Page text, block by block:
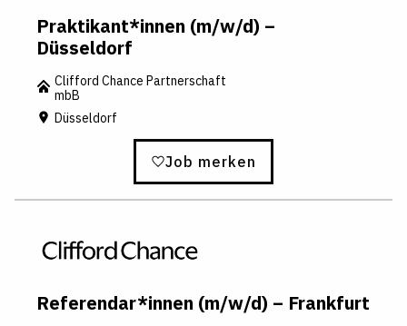
Praktikant*innen (m/w/d) –
Düsseldorf
Clifford Chance Partnerschaft
mbB
Düsseldorf
Job merken
Referendar*innen (m/w/d) – Frankfurt